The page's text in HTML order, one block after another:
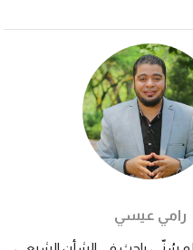
مكافحة التشيع في العالم
رامي عيسي